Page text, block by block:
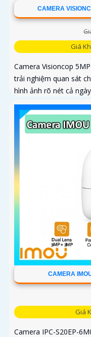
CAMERA
Giá
Camera Visioncop
trải nghiệm quan sát
hình ảnh rõ nét cả
năng xoay...
CAMERA
Giá
Camera IPC-S20EP-